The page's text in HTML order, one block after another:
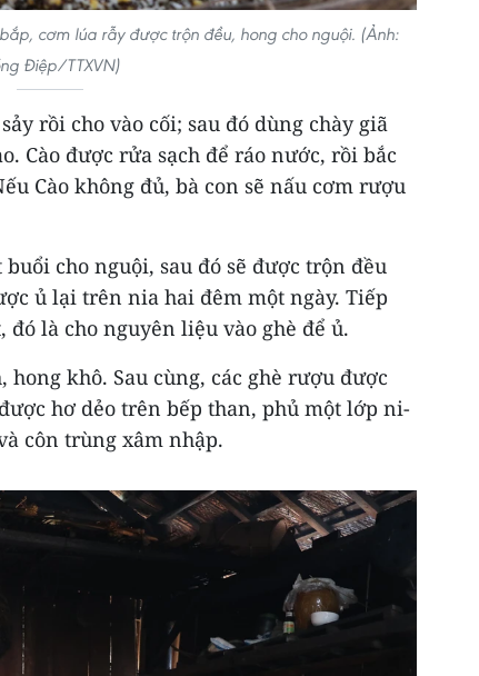
cơm lúa rẫy được trộn đều, hong cho nguội. (Ảnh:
Điệp/TTXVN)
rồi cho vào cối; sau đó dùng chày giã
Cào được rửa sạch để ráo nước, rồi bắc
Cào không đủ, bà con sẽ nấu cơm rượu
cho nguội, sau đó sẽ được trộn đều
ủ lại trên nia hai đêm một ngày. Tiếp
là cho nguyên liệu vào ghè để ủ.
khô. Sau cùng, các ghè rượu được
hơ dẻo trên bếp than, phủ một lớp ni-
côn trùng xâm nhập.